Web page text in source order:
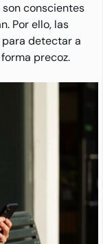
son conscientes
Por ello, las
detectar a
precoz.